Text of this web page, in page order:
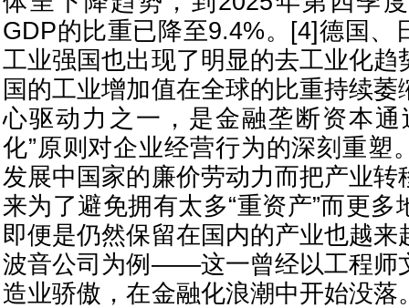
GDP的比重已降至9.4%。[4]德国、
工业强国也出现了明显的去工业化趋
国的工业增加值在全球的比重持续
心驱动力之一，是金融垄断资本通
化”原则对企业经营行为的深刻重塑
发展中国家的廉价劳动力而把产业转
来为了避免拥有太多“重资产”而更
即便是仍然保留在国内的产业也越来
波音公司为例——这一曾经以工程师
造业骄傲，在金融化浪潮中开始没落